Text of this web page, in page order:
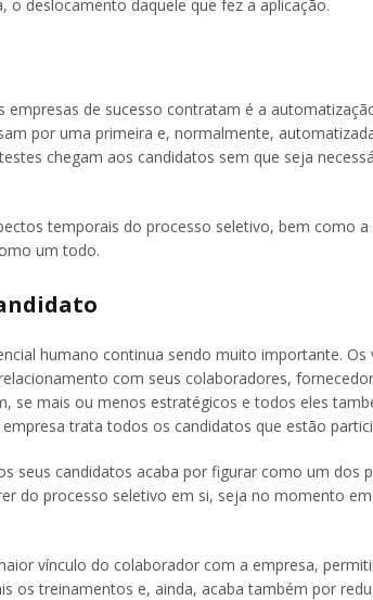
o deslocamento daquele que fez a aplicação.
de sucesso contratam é a
por uma primeira e, normalmente,
chegam aos candidatos sem que seja
temporais do processo seletivo, bem como
um todo.
humano continua sendo muito importante. Os
com seus colaboradores,
se mais ou menos estratégicos e todos eles
trata todos os candidatos que estão
seus candidatos acaba por figurar como um dos
do processo seletivo em si, seja no momento
vínculo do colaborador com a empresa,
os treinamentos e, ainda, acaba também por